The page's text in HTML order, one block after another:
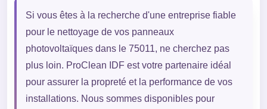
Si vous êtes à la recherche d'une entreprise fiable
pour le nettoyage de vos panneaux
photovoltaïques dans le 75011, ne cherchez pas
plus loin. ProClean IDF est votre partenaire idéal
pour assurer la propreté et la performance de vos
installations. Nous sommes disponibles pour